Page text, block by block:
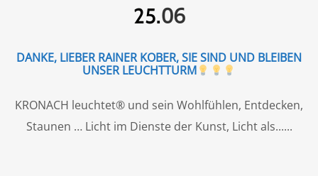
25.06
DANKE, LIEBER RAINER KOBER, SIE SIND UND BLEIBEN
UNSER LEUCHTTURM
KRONACH leuchtet® und sein Wohlfühlen, Entdecken,
Staunen … Licht im Dienste der Kunst, Licht als...